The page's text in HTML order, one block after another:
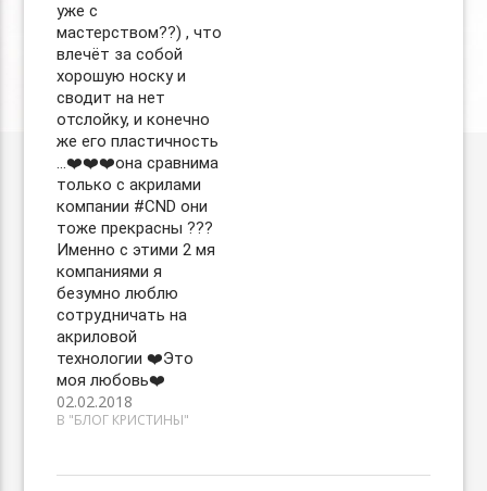
уже с
мастерством??) , что
влечёт за собой
хорошую носку и
сводит на нет
отслойку, и конечно
же его пластичность
…❤️❤️❤️она сравнима
только с акрилами
компании #CND они
тоже прекрасны ??‍?
Именно с этими 2 мя
компаниями я
безумно люблю
сотрудничать на
акриловой
технологии ❤️Это
моя любовь❤️
02.02.2018
В "БЛОГ КРИСТИНЫ"